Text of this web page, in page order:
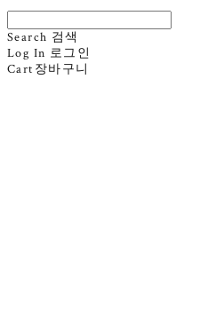
Search 검색
Log In 로그인
Cart 장바구니